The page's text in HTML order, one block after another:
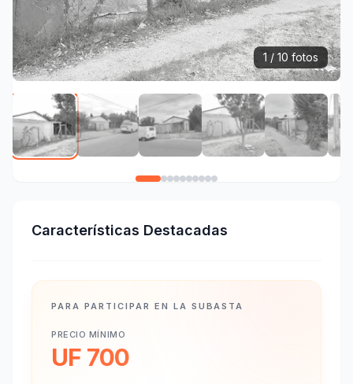
1 / 10 fotos
Características Destacadas
PARA PARTICIPAR EN LA SUBASTA
PRECIO MÍNIMO
UF 700